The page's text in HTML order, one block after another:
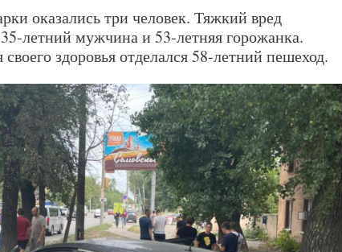
оказались три человек. Тяжкий вред
летний мужчина и 53-летняя горожанка.
здоровья отделался 58-летний пешеход.